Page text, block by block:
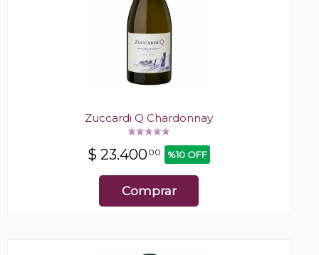
Zuccardi Q Chardonnay
$ 23.40000 %10 OFF
Comprar